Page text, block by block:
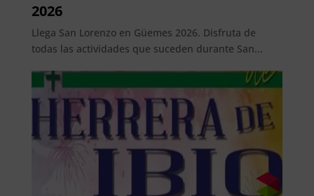
2026
Llega San Lorenzo en Güemes 2026. Disfruta de
todas las actividades que suceden durante San...